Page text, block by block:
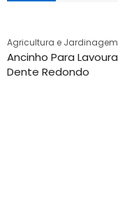
Agricultura e Jardinagem
Ancinho Para Lavoura
Dente Redondo